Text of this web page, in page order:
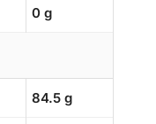
0 g
84.5 g